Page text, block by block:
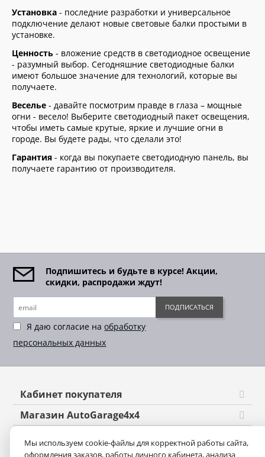
Установка - последние разработки и универсальное
подключение делают новые световые балки простыми в
установке.
Ценность - вложение средств в светодиодное освещение
- разумный выбор. Сегодняшние светодиодные балки
имеют большое значение для технологий, которые вы
получаете.
Веселье - давайте посмотрим правде в глаза – мощные
огни - весело! Выберите светодиодный пакет освещения,
чтобы иметь самые крутые, яркие и лучшие огни в
городе. Вы будете рады, что сделали это!
Гарантия - когда вы покупаете светодиодную панель, вы
получаете гарантию от производителя.
Подпишитесь и будьте в курсе! Акции,
скидки, распродажи ждут!
Я даю согласие наобработку
персональных данных
ПОДПИСАТЬСЯ
Кабинет покупателя
Магазин AutoGarage4x4
Мы используем cookie-файлы для корректной работы сайта,
оформления заказов, работы личного кабинета, анализа